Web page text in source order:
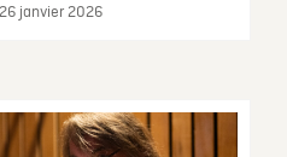
janvier 2026